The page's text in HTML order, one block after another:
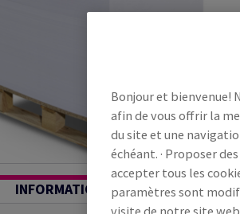
INFORMATION ADDITIONNELLE
Bonjour et bienvenue!
afin de vous offrir la
du site et une
échéant. · Proposer
accepter tous les
paramètres sont